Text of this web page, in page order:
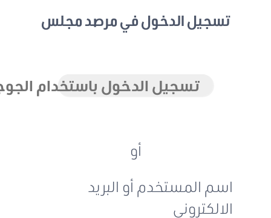
تسجيل الدخول في مرصد مجلس
تسجيل الدخول باستخدام الجوجل
اسم المستخدم أو البريد
الالكتروني